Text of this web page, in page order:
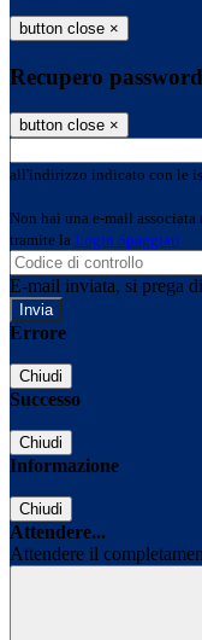
button close ×
Recupero password
button close ×
all'indirizzo indicato con le
Non hai una e-mail
tramite la Login Spaggiari
E-mail inviata, si prega
Errore
Chiudi
Successo
Chiudi
Informazione
Chiudi
Attendere...
Attendere il